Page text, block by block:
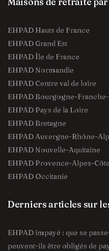
EHPAD Hauts de France
EHPAD Grand Est
EHPAD Île de France
EHPAD Normandie
EHPAD Centre val de loire
EHPAD Bourgogne-
EHPAD Pays de la Loire
EHPAD Bretagne
EHPAD Auvergne-Rhône-
EHPAD Nouvelle-Aquitaine
EHPAD Provence-Alpes-
EHPAD Occitanie
Derniers articles sur
EHPAD impayé : que se
peuvent-ils être obligés de